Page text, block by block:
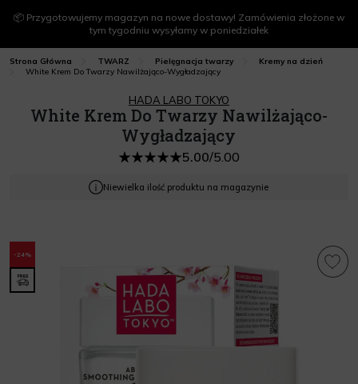
📦 Przygotowujemy magazyn na nowe dostawy! Zamówienia złożone w
tym tygodniu wysyłamy w poniedziałek
Strona Główna TWARZ Pielęgnacja twarzy
Kremy na dzień
White Krem Do Twarzy Nawilżająco-Wygładzający
HADA LABO TOKYO
White Krem Do Twarzy Nawilżająco-
Wygładzający
5.00/5.00
Niewielka ilość produktu na magazynie
-24%